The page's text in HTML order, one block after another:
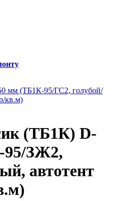
мм (ТБ1К-95/ГС2, голубой/
кв.м)
(ТБ1К) D-
95/ЗЖ2,
автотент